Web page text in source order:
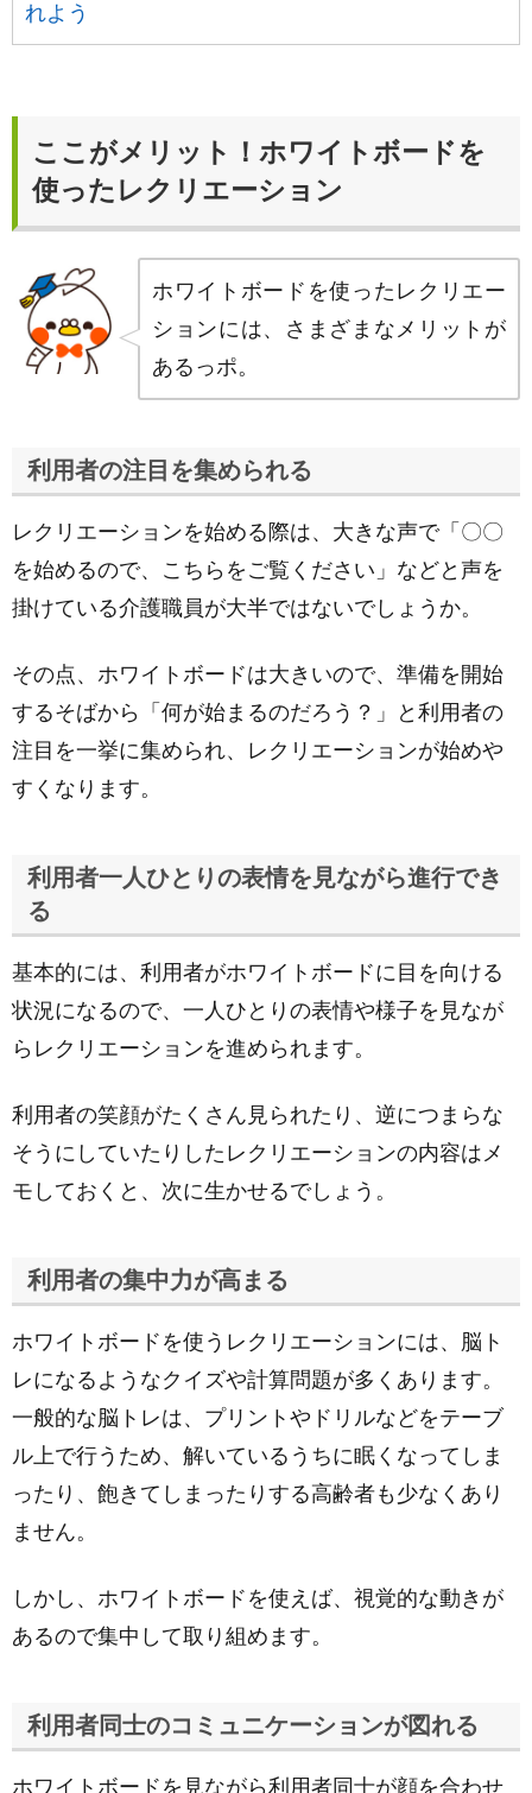
れよう
ここがメリット！ホワイトボードを
使ったレクリエーション
ホワイトボードを使ったレクリエー
ションには、さまざまなメリットが
あるっポ。
利用者の注目を集められる
レクリエーションを始める際は、大きな声で「〇〇
を始めるので、こちらをご覧ください」などと声を
掛けている介護職員が大半ではないでしょうか。
その点、ホワイトボードは大きいので、準備を開始
するそばから「何が始まるのだろう？」と利用者の
注目を一挙に集められ、レクリエーションが始めや
すくなります。
利用者一人ひとりの表情を見ながら進行でき
る
基本的には、利用者がホワイトボードに目を向ける
状況になるので、一人ひとりの表情や様子を見なが
らレクリエーションを進められます。
利用者の笑顔がたくさん見られたり、逆につまらな
そうにしていたりしたレクリエーションの内容はメ
モしておくと、次に生かせるでしょう。
利用者の集中力が高まる
ホワイトボードを使うレクリエーションには、脳ト
レになるようなクイズや計算問題が多くあります。
一般的な脳トレは、プリントやドリルなどをテーブ
ル上で行うため、解いているうちに眠くなってしま
ったり、飽きてしまったりする高齢者も少なくあり
ません。
しかし、ホワイトボードを使えば、視覚的な動きが
あるので集中して取り組めます。
利用者同士のコミュニケーションが図れる
ホワイトボードを見ながら利用者同士が顔を合わせ